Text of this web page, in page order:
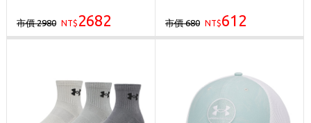
市價 2980 NT$ 2682 市價 680 NT$612